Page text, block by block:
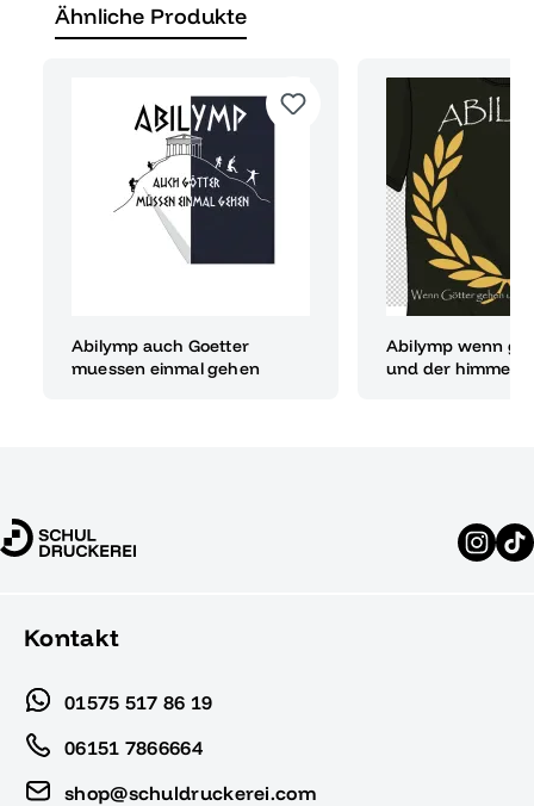
Ähnliche Produkte
Abilymp auch Goetter
muessen einmal gehen
Abilymp wenn
und der himmel
Kontakt
01575 517 86 19
06151 7866664
shop@schuldruckerei.com